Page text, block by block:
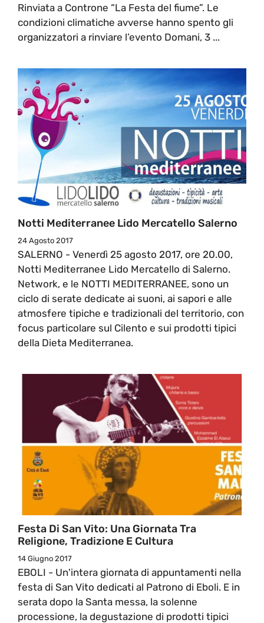
Rinviata a Controne “La Festa del fiume”. Le
condizioni climatiche avverse hanno spento gli
organizzatori a rinviare l’evento Domani, 3 ...
Notti Mediterranee Lido Mercatello Salerno
24 Agosto 2017
SALERNO - Venerdì 25 agosto 2017, ore 20.00,
Notti Mediterranee Lido Mercatello di Salerno.
Network, e le NOTTI MEDITERRANEE, sono un
ciclo di serate dedicate ai suoni, ai sapori e alle
atmosfere tipiche e tradizionali del territorio, con
focus particolare sul Cilento e sui prodotti tipici
della Dieta Mediterranea.
Festa Di San Vito: Una Giornata Tra
Religione, Tradizione E Cultura
14 Giugno 2017
EBOLI - Un'intera giornata di appuntamenti nella
festa di San Vito dedicati al Patrono di Eboli. E in
serata dopo la Santa messa, la solenne
processione, la degustazione di prodotti tipici